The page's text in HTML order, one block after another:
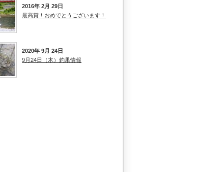
2016年 2月 29日
最高賞！おめでとうございます！
2020年 9月 24日
9月24日（木）釣果情報